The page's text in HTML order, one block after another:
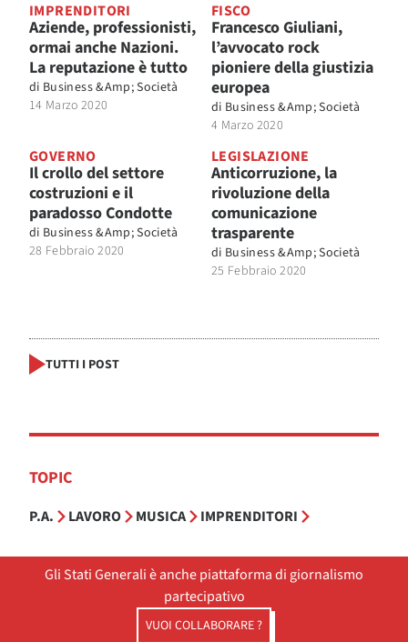
IMPRENDITORI
Aziende, professionisti,
ormai anche Nazioni.
La reputazione è tutto
di Business &Amp; Società
14 Marzo 2020
FISCO
Francesco Giuliani,
l’avvocato rock
pioniere della giustizia
europea
di Business &Amp; Società
4 Marzo 2020
GOVERNO
Il crollo del settore
costruzioni e il
paradosso Condotte
di Business &Amp; Società
28 Febbraio 2020
LEGISLAZIONE
Anticorruzione, la
rivoluzione della
comunicazione
trasparente
di Business &Amp; Società
25 Febbraio 2020
TUTTI I POST
TOPIC
P.A. LAVORO MUSICA IMPRENDITORI
Gli Stati Generali è anche piattaforma di giornalismo
partecipativo
VUOI COLLABORARE ?